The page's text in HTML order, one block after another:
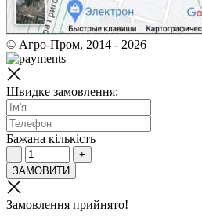
© Агро-Пром, 2014 - 2026
Швидке замовлення:
Бажана кількість
-
+
ЗАМОВИТИ
Замовлення прийнято!